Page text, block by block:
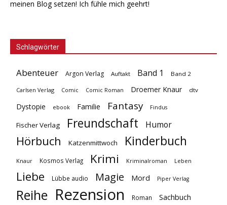
meinen Blog setzen! Ich fühle mich geehrt!
Schlagwörter
Abenteuer Argon Verlag Auftakt Band 1 Band 2
Carlsen Verlag Comic Comic Roman Droemer Knaur dtv
Dystopie ebook Familie Fantasy Findus
Fischer Verlag Freundschaft Humor
Hörbuch Katzenmittwoch Kinderbuch
Knaur Kosmos Verlag Krimi Kriminalroman Leben
Liebe Lübbe audio Magie Mord Piper Verlag
Reihe Rezension Roman Sachbuch